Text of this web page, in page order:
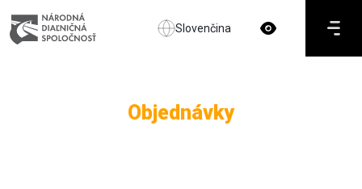
Slovenčina
Objednávky